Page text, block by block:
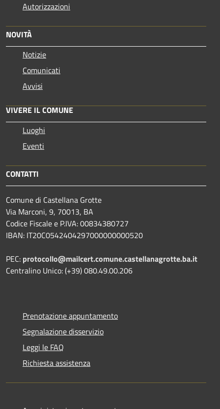
Autorizzazioni
NOVITÀ
Notizie
Comunicati
Avvisi
VIVERE IL COMUNE
Luoghi
Eventi
CONTATTI
Comune di Castellana Grotte
Via Marconi, 9, 70013, BA
Codice Fiscale e P.IVA: 00834380727
IBAN: IT20C0542404297000000000520
PEC: protocollo@mailcert.comune.castellanagrotte.ba.it
Centralino Unico: (+39) 080.49.00.206
Prenotazione appuntamento
Segnalazione disservizio
Leggi le FAQ
Richiesta assistenza